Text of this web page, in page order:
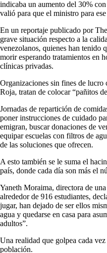
indicaba un aumento del 30%
valió para que el ministro para
En un reportaje publicado por
grave situación respecto a la
venezolanos, quienes han tenido
morir esperando tratamientos en
clínicas privadas.
Organizaciones sin fines de
Roja, tratan de colocar “pañitos
Jornadas de repartición de
poner instrucciones de cuidado
emigran, buscar donaciones de
equipar escuelas con filtros de
de las soluciones que ofrecen.
A esto también se le suma el
país, donde cada día son más el
Yaneth Moraima, directora de
alrededor de 916 estudiantes,
jugar, han dejado de ser ellos
agua y quedarse en casa para
adultos”.
Una realidad que golpea cada
población.